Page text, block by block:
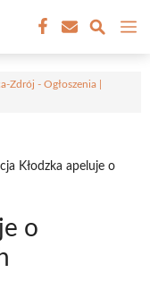
Zdrój - Ogłoszenia |
Kłodzka apeluje o
o